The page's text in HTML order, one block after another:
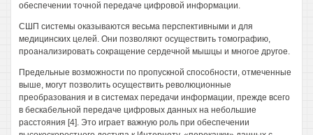
обеспечении точной передаче цифровой информации.
СШП системы оказываются весьма перспективными и для
медицинских целей. Они позволяют осуществить томографию,
проанализировать сокращение сердечной мышцы и многое другое.
Предельные возможности по пропускной способности, отмеченные
выше, могут позволить осуществить революционные
преобразования и в системах передачи информации, прежде всего
в бескабельной передаче цифровых данных на небольшие
расстояния [4]. Это играет важную роль при обеспечении